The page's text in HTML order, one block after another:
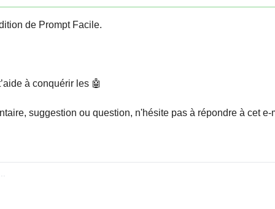
de Prompt Facile.
à conquérir les 🤖
suggestion ou question, n'hésite pas à répondre à cet e-